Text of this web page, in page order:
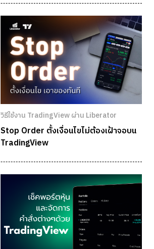
วิธีใช้งาน TradingView ผ่าน Liberator
Stop Order ตั้งเงื่อนไขไม่ต้องเฝ้าจอบน
TradingView